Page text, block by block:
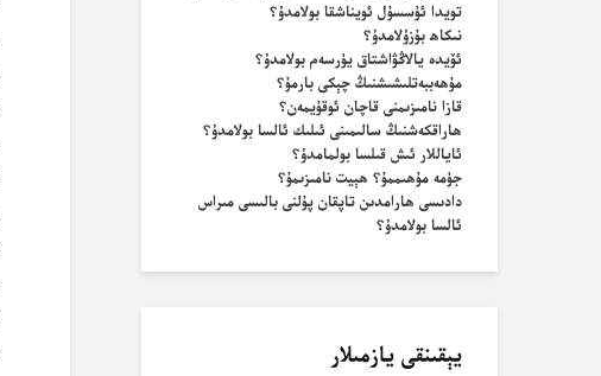
تويدا ئۇسسۇل ئويناشقا بولامدۇ؟
نىكاھ بۇزۇلامدۇ؟
ئۆيدە يالاڭۋاشتاق يۈرسەم بولامدۇ؟
مۇھەببەتلىشىشنىڭ چېكى بارمۇ؟
قازا نامىزىمنى قاچان ئوقۇيمەن؟
ھاراقكەشنىڭ سالىمىنى ئىلىك ئالسا بولامدۇ؟
ئاياللار ئىش قىلسا بولمامدۇ؟
جۈمە مۇھىممۇ؟ ھېيت نامىزىمۇ؟
دادىسى ھارامدىن تاپقان پۇلنى بالىسى مىراس
ئالسا بولامدۇ؟
يېقىنقى يازمىلار